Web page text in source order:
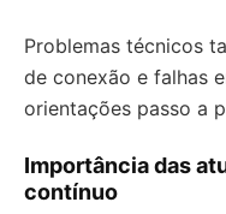
Problemas técnicos
de conexão e falhas
orientações passo a
Importância das
contínuo